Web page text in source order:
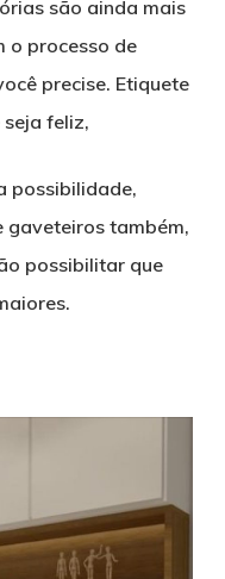
são ainda mais
o processo de
precise. Etiquete
feliz,
possibilidade,
gaveteiros também,
possibilitar que